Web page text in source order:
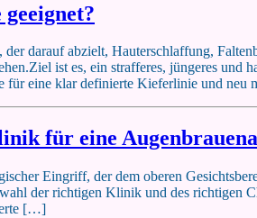
darauf abzielt, Hauterschlaffung,
ist es, ein strafferes, jüngeres
für eine klar definierte Kieferlinie und
für eine
Eingriff, der dem oberen
der richtigen Klinik und des richtigen
[…]